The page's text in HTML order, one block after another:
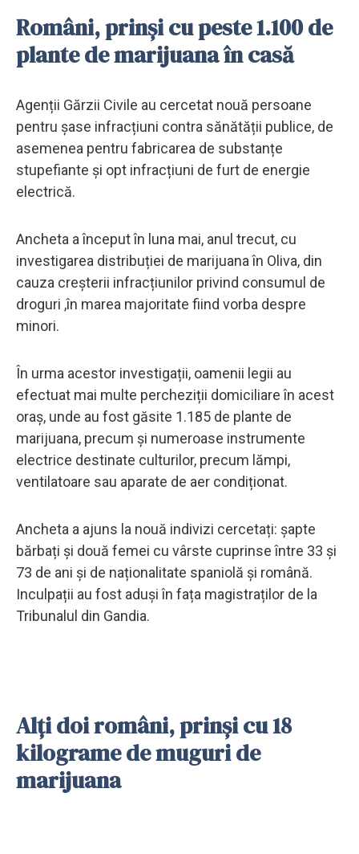
Români, prinși cu peste 1.100 de
plante de marijuana în casă
Agenții Gărzii Civile au cercetat nouă persoane
pentru șase infracțiuni contra sănătății publice, de
asemenea pentru fabricarea de substanțe
stupefiante și opt infracțiuni de furt de energie
electrică.
Ancheta a început în luna mai, anul trecut, cu
investigarea distribuției de marijuana în Oliva, din
cauza creșterii infracțiunilor privind consumul de
droguri ,în marea majoritate fiind vorba despre
minori.
În urma acestor investigații, oamenii legii au
efectuat mai multe percheziții domiciliare în acest
oraș, unde au fost găsite 1.185 de plante de
marijuana, precum și numeroase instrumente
electrice destinate culturilor, precum lămpi,
ventilatoare sau aparate de aer condiționat.
Ancheta a ajuns la nouă indivizi cercetați: șapte
bărbați și două femei cu vârste cuprinse între 33 și
73 de ani și de naționalitate spaniolă și română.
Inculpații au fost aduși în fața magistraților de la
Tribunalul din Gandia.
Alți doi români, prinși cu 18
kilograme de muguri de
marijuana